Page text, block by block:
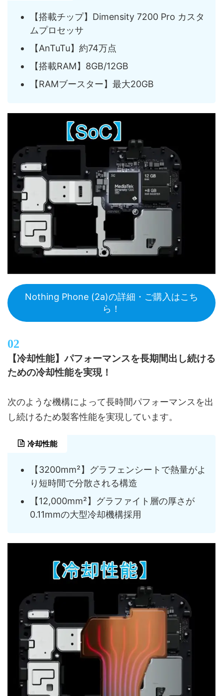
【搭載チップ】Dimensity 7200 Pro カスタ
ムプロセッサ
【AnTuTu】約74万点
【搭載RAM】8GB/12GB
【RAMブースター】最大20GB
Nothing Phone (2a)の詳細・ご購入はこち
ら！
【冷却性能】パフォーマンスを長期間出し続ける
ための冷却性能を実現！
次のような機構によって長時間パフォーマンスを出
し続けるため製客性能を実現しています。
冷却性能
【3200mm²】グラフェンシートで熱量がよ
り短時間で分散される構造
【12,000mm²】グラファイト層の厚さが
0.11mmの大型冷却機構採用